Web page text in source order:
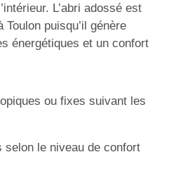
L’abri adossé est
puisqu’il génère
énergétiques et un confort
ou fixes suivant les
selon le niveau de confort